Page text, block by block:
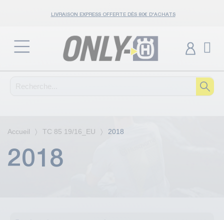
LIVRAISON EXPRESS OFFERTE DÈS 80€ D'ACHATS
Accueil TC 85 19/16_EU 2018
2018